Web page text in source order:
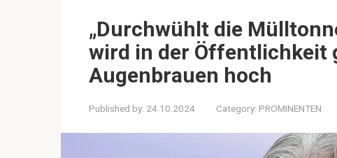
„Durchwühlt die
wird in der Öffentlichkeit
Augenbrauen hoch
Published by: 24.10.2024 Category: PROMINENTEN